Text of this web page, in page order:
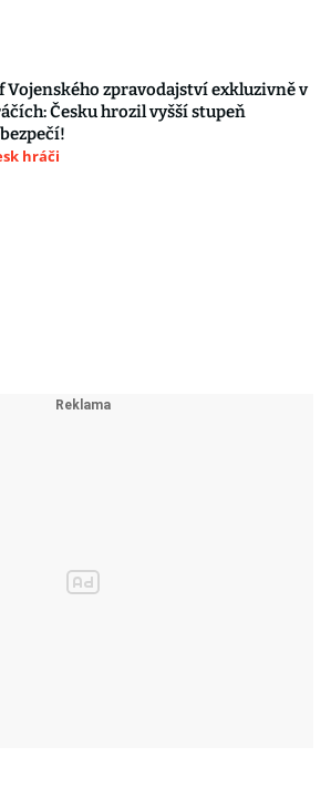
Vojenského zpravodajství exkluzivně v
Česku hrozil vyšší stupeň
hráči